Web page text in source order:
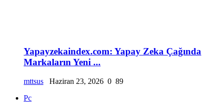
Yapayzekaindex.com: Yapay Zeka Çağında
Markaların Yeni ...
mttsus Haziran 23, 2026 0 89
Pc